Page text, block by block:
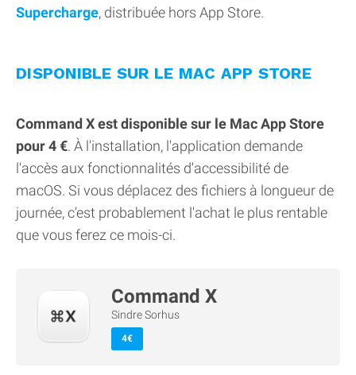
Supercharge, distribuée hors App Store.
DISPONIBLE SUR LE MAC APP STORE
Command X est disponible sur le Mac App Store
pour 4 €. À l'installation, l'application demande
l'accès aux fonctionnalités d'accessibilité de
macOS. Si vous déplacez des fichiers à longueur de
journée, c'est probablement l'achat le plus rentable
que vous ferez ce mois-ci.
Command X
Sindre Sorhus
4€